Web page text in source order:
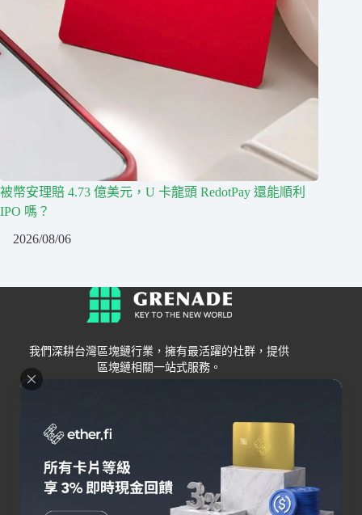
被幣安理賠 4.73 億美元，U 卡龍頭 RedotPay 還能順利
IPO 嗎？
2026/08/06
我們深耕台灣區塊鏈行業，擁有最活躍的社群，提供
區塊鏈相關一站式服務。
Grenade
關於我們
聯絡我們
錢包
交易所
Bybit
OKX
HOYA BIT